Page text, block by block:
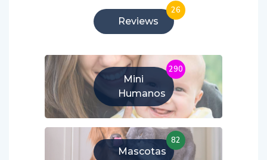
Reviews
26
Mini
Humanos
290
Mascotas
82